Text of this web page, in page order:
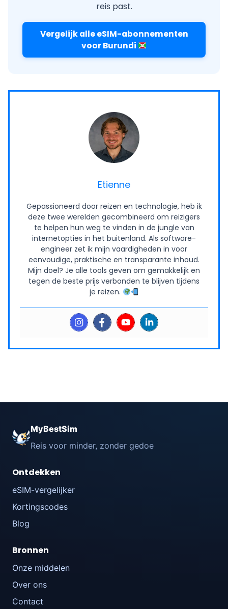
reis past.
Vergelijk alle eSIM-abonnementen
voor Burundi
Etienne
Gepassioneerd door reizen en technologie, heb ik
deze twee werelden gecombineerd om reizigers
te helpen hun weg te vinden in de jungle van
internetopties in het buitenland. Als software-
engineer zet ik mijn vaardigheden in voor
eenvoudige, praktische en transparante inhoud.
Mijn doel? Je alle tools geven om gemakkelijk en
tegen de beste prijs verbonden te blijven tijdens
je reizen.
MyBestSim
Reis voor minder, zonder gedoe
Ontdekken
eSIM-vergelijker
Kortingscodes
Blog
Bronnen
Onze middelen
Over ons
Contact